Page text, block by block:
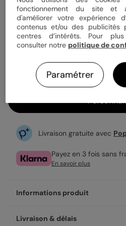
4,99 €
Enveloppe blanche offerte
Expédition rapide en 24h
Livraison gratuite avec
Payez en 3 fois sans
En savoir plus
Informations produit
Personnalisez votre carte fête
Livraison & délais
fonctionnement du site et
d'améliorer votre expérience
contenus et/ou des publicités
centres d’intérêts. Pour
consulter notre politique de
Paramétrer